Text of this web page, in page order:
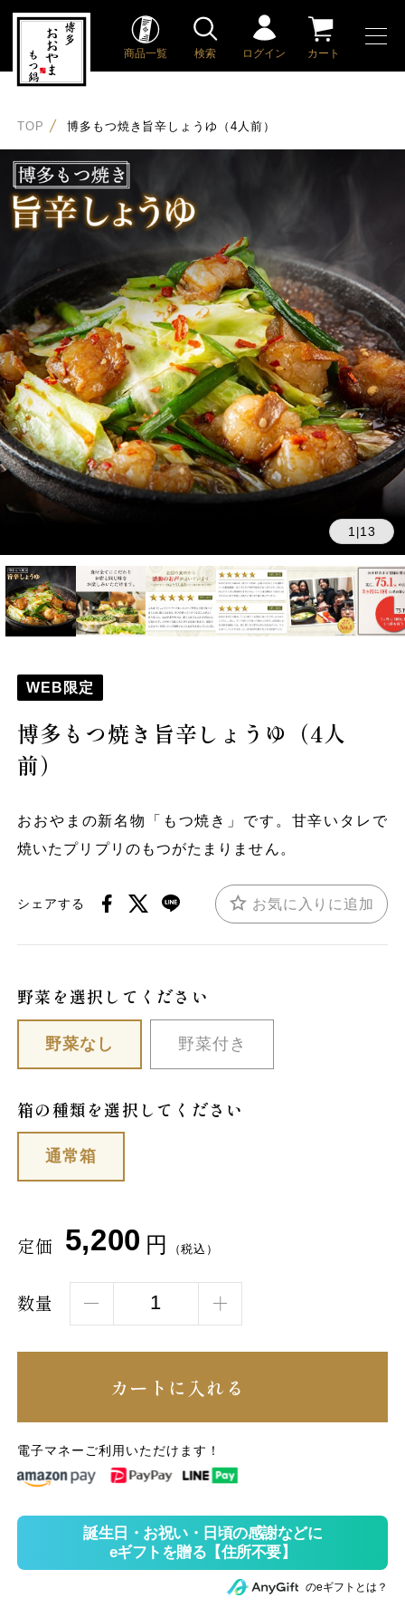
商品一覧 検索 ログイン カート
TOP 博多もつ焼き旨辛しょうゆ（4人前）
1 |13
WEB限定
博多もつ焼き旨辛しょうゆ（4人
前）
おおやまの新名物「もつ焼き」です。甘辛いタレで
焼いたプリプリのもつがたまりません。
シェアする お気に入りに追加
野菜を選択してください
野菜なし 野菜付き
箱の種類を選択してください
通常箱
定価 5,200 円 （税込）
数量
カートに入れる
電子マネーご利用いただけます！
のeギフトとは？